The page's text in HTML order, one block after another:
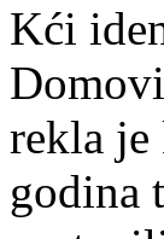
Kći
rekla je
godina